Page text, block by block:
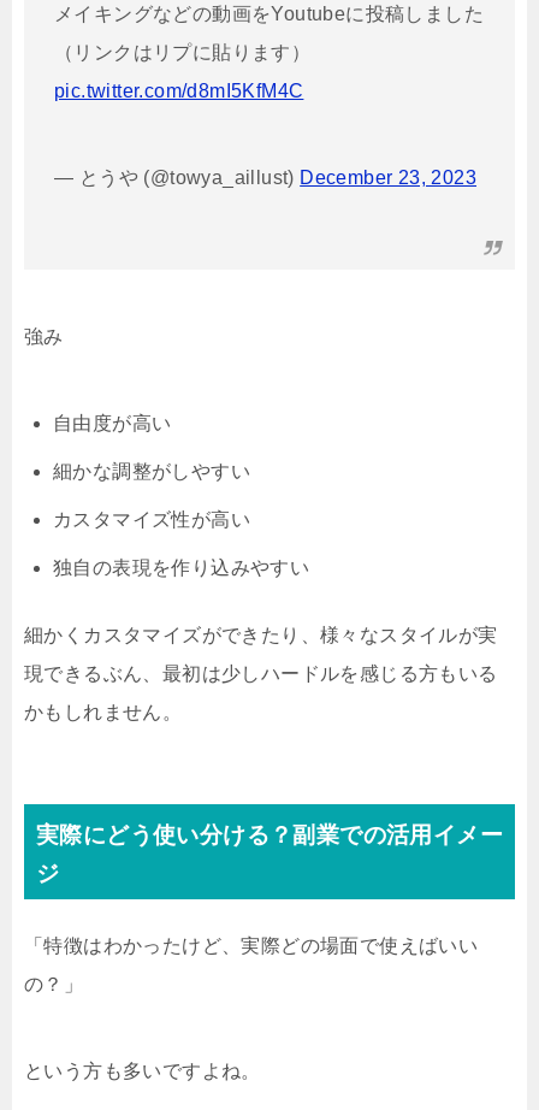
メイキングなどの動画をYoutubeに投稿しました
（リンクはリプに貼ります）
pic.twitter.com/d8mI5KfM4C
— とうや (@towya_aillust) December 23, 2023
強み
自由度が高い
細かな調整がしやすい
カスタマイズ性が高い
独自の表現を作り込みやすい
細かくカスタマイズができたり、様々なスタイルが実
現できるぶん、最初は少しハードルを感じる方もいる
かもしれません。
実際にどう使い分ける？副業での活用イメー
ジ
「特徴はわかったけど、実際どの場面で使えばいい
の？」
という方も多いですよね。